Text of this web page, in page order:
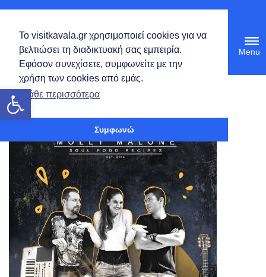
Το visitkavala.gr χρησιμοποιεί cookies για να
βελτιώσει τη διαδικτυακή σας εμπειρία.
Εφόσον συνεχίσετε, συμφωνείτε με την
χρήση των cookies από εμάς.
Μάθε περισσότερα
Συμφωνώ
Ανοίξτε τη γραμμή εργαλείων